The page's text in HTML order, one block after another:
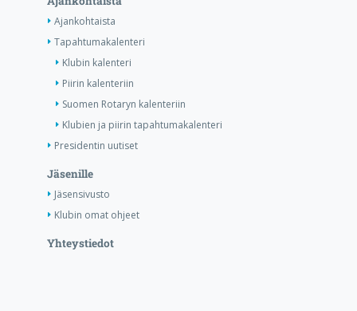
Ajankohtaista
Tapahtumakalenteri
Klubin kalenteri
Piirin kalenteriin
Suomen Rotaryn kalenteriin
Klubien ja piirin tapahtumakalenteri
Presidentin uutiset
Jäsenille
Jäsensivusto
Klubin omat ohjeet
Yhteystiedot